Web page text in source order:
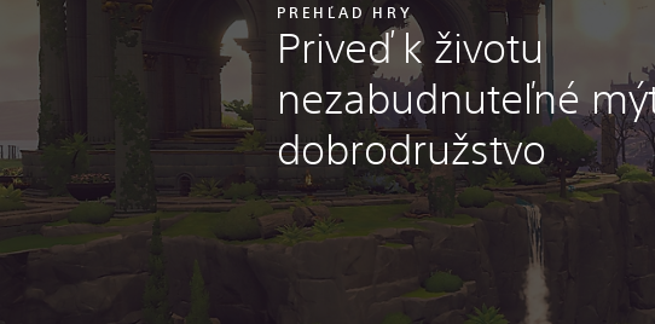
PREHĽAD HRY
Priveď k životu
nezabudnuteľné
dobrodružstvo